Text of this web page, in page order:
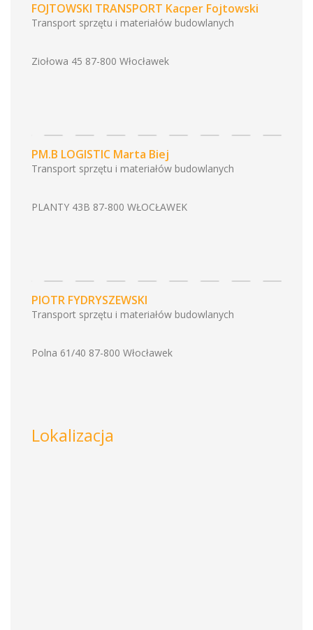
FOJTOWSKI TRANSPORT Kacper Fojtowski
Transport sprzętu i materiałów budowlanych
Ziołowa 45 87-800 Włocławek
PM.B LOGISTIC Marta Biej
Transport sprzętu i materiałów budowlanych
PLANTY 43B 87-800 WŁOCŁAWEK
PIOTR FYDRYSZEWSKI
Transport sprzętu i materiałów budowlanych
Polna 61/40 87-800 Włocławek
Lokalizacja